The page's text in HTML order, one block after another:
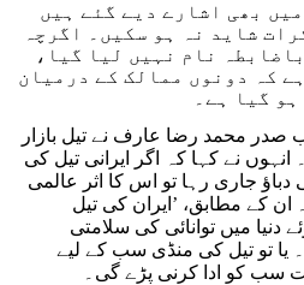
بھی اشارے دیے گئے ہیں
شاید نہ ہو سکیں۔ اگرچہ
نام نہیں لیا گیا،
کہ دونوں ممالک کے درمیان
گیا ہے۔
صدر محمد رضا عارف نے تیل بازار
نے کہا کہ اگر ایرانی تیل کی
جاری رہا تو اس کا اثر عالمی
ان کے مطابق، ’ایران کی تیل
دنیا میں توانائی کی سلامتی
یا تو تیل کی منڈی سب کے لیے